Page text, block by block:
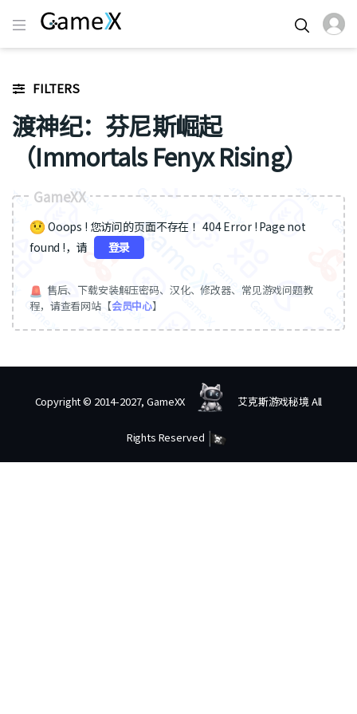
FILTERS
渡神纪：芬尼斯崛起
（Immortals Fenyx Rising）
GameXX
Ooops ! 您访问的页面不存在 ！404 Error ! Page not
found !，请
登录
售后、下载安装解压密码、汉化、修改器、常见游戏问题教
程，请查看网站【会员中心】
Copyright © 2014-2027, GameXX 艾克斯游戏秘境 All
Rights Reserved